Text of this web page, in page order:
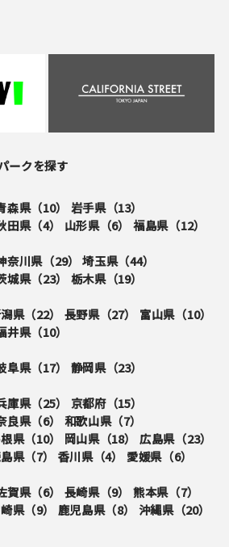
ークを探す
森県（10） 岩手県（13）
田県（4） 山形県（6） 福島県（12）
奈川県（29） 埼玉県（44）
城県（23） 栃木県（19）
県（22） 長野県（27） 富山県（10）
井県（10）
阜県（17） 静岡県（23）
庫県（25） 京都府（15）
良県（6） 和歌山県（7）
県（10） 岡山県（18） 広島県（23）
県（7） 香川県（4） 愛媛県（6）
賀県（6） 長崎県（9） 熊本県（7）
県（9） 鹿児島県（8） 沖縄県（20）